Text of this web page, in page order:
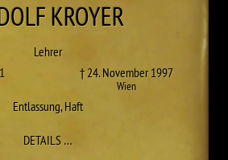
KROYER
Lehrer
† 24. November 1997
Wien
Entlassung,Haft
DETAILS…ZU RUDOLF KROYER